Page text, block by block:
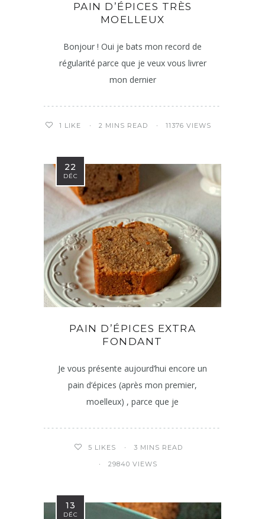
PAIN D’ÉPICES TRÈS
MOELLEUX
Bonjour ! Oui je bats mon record de
régularité parce que je veux vous livrer
mon dernier
1 LIKE 2 MINS READ 11376 VIEWS
22
DÉC
PAIN D’ÉPICES EXTRA
FONDANT
Je vous présente aujourd’hui encore un
pain d’épices (après mon premier,
moelleux) , parce que je
5 LIKES 3 MINS READ
29840 VIEWS
13
DÉC